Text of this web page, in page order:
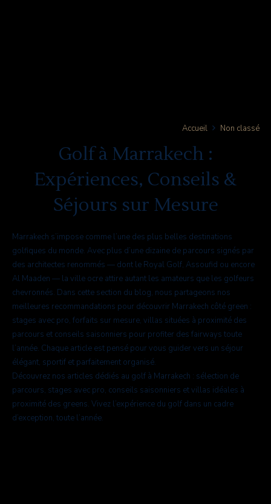
Accueil Non classé
Golf à Marrakech :
Expériences, Conseils &
Séjours sur Mesure
Marrakech s’impose comme l’une des plus belles destinations
golfiques du monde. Avec plus d’une dizaine de parcours signés par
des architectes renommés — dont le Royal Golf, Assoufid ou encore
Al Maaden — la ville ocre attire autant les amateurs que les golfeurs
chevronnés. Dans cette section du blog, nous partageons nos
meilleures recommandations pour découvrir Marrakech côté green :
stages avec pro, forfaits sur mesure, villas situées à proximité des
parcours et conseils saisonniers pour profiter des fairways toute
l’année. Chaque article est pensé pour vous guider vers un séjour
élégant, sportif et parfaitement organisé.
Découvrez nos articles dédiés au golf à Marrakech : sélection de
parcours, stages avec pro, conseils saisonniers et villas idéales à
proximité des greens. Vivez l’expérience du golf dans un cadre
d’exception, toute l’année.